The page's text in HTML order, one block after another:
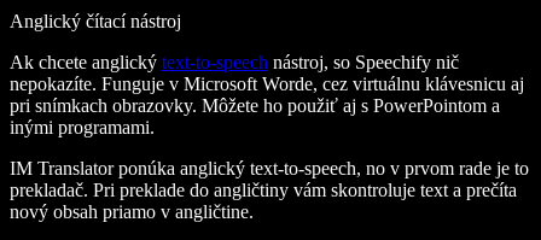
Anglický čítací nástroj
Ak chcete anglický text-to-speech nástroj, so Speechify nič
nepokazíte. Funguje v Microsoft Worde, cez virtuálnu klávesnicu aj
pri snímkach obrazovky. Môžete ho použiť aj s PowerPointom a
inými programami.
IM Translator ponúka anglický text-to-speech, no v prvom rade je to
prekladač. Pri preklade do angličtiny vám skontroluje text a prečíta
nový obsah priamo v angličtine.